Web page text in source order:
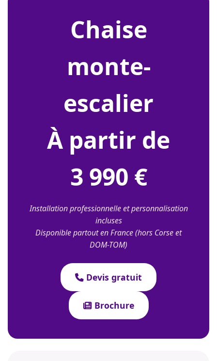
chaise
monte-
escalier
À partir de
3 990 €
Installation professionnelle et personnalisation
incluses
Disponible partout en France (hors Corse et
DOM-TOM)
Devis gratuit
Brochure